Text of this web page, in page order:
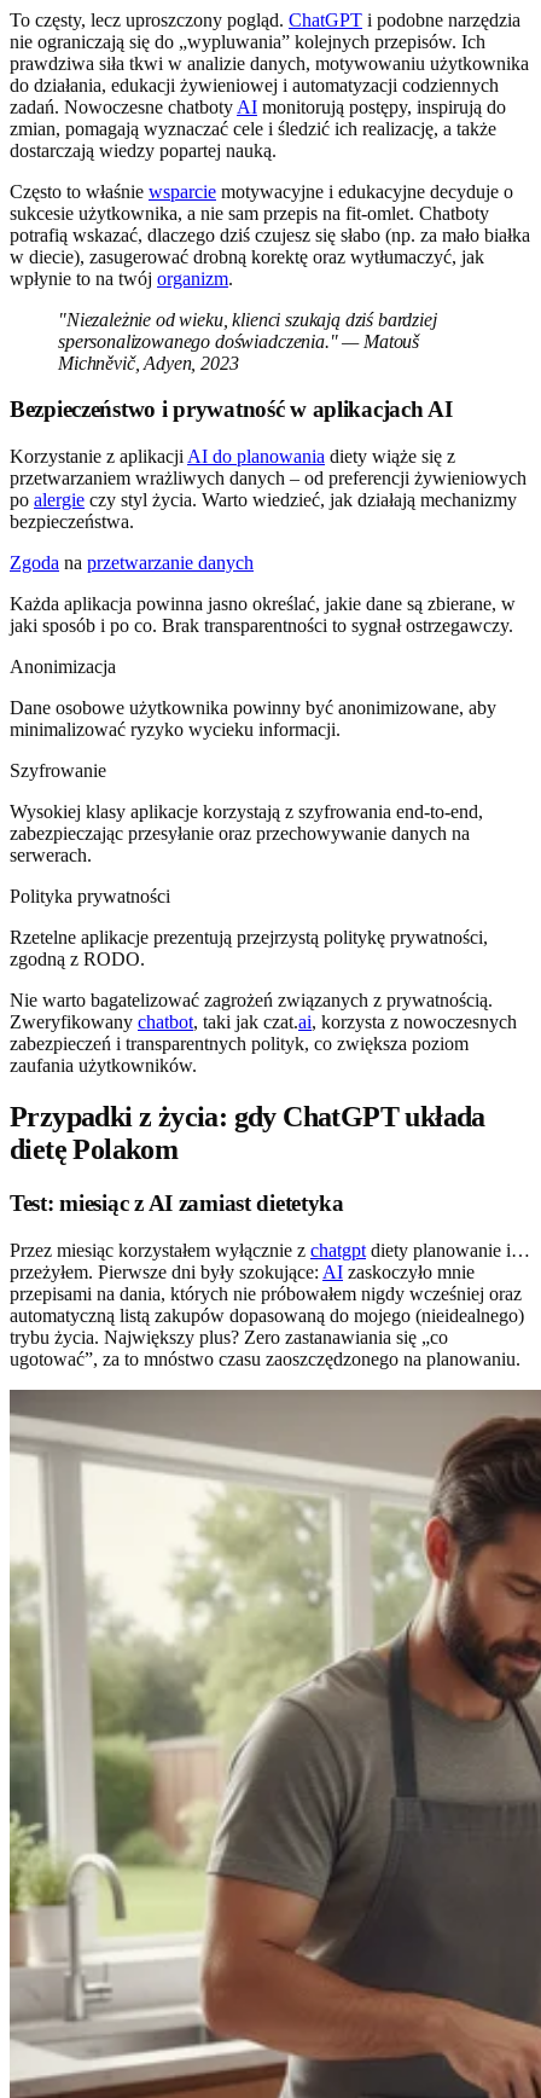
To częsty, lecz uproszczony pogląd. ChatGPT i podobne narzędzia
nie ograniczają się do „wypluwania” kolejnych przepisów. Ich
prawdziwa siła tkwi w analizie danych, motywowaniu użytkownika
do działania, edukacji żywieniowej i automatyzacji codziennych
zadań. Nowoczesne chatboty AI monitorują postępy, inspirują do
zmian, pomagają wyznaczać cele i śledzić ich realizację, a także
dostarczają wiedzy popartej nauką.
Często to właśnie wsparcie motywacyjne i edukacyjne decyduje o
sukcesie użytkownika, a nie sam przepis na fit-omlet. Chatboty
potrafią wskazać, dlaczego dziś czujesz się słabo (np. za mało białka
w diecie), zasugerować drobną korektę oraz wytłumaczyć, jak
wpłynie to na twój organizm.
"Niezależnie od wieku, klienci szukają dziś bardziej
spersonalizowanego doświadczenia." — Matouš
Michněvič, Adyen, 2023
Bezpieczeństwo i prywatność w aplikacjach AI
Korzystanie z aplikacji AI do planowania diety wiąże się z
przetwarzaniem wrażliwych danych – od preferencji żywieniowych
po alergie czy styl życia. Warto wiedzieć, jak działają mechanizmy
bezpieczeństwa.
Zgoda na przetwarzanie danych
Każda aplikacja powinna jasno określać, jakie dane są zbierane, w
jaki sposób i po co. Brak transparentności to sygnał ostrzegawczy.
Anonimizacja
Dane osobowe użytkownika powinny być anonimizowane, aby
minimalizować ryzyko wycieku informacji.
Szyfrowanie
Wysokiej klasy aplikacje korzystają z szyfrowania end-to-end,
zabezpieczając przesyłanie oraz przechowywanie danych na
serwerach.
Polityka prywatności
Rzetelne aplikacje prezentują przejrzystą politykę prywatności,
zgodną z RODO.
Nie warto bagatelizować zagrożeń związanych z prywatnością.
Zweryfikowany chatbot, taki jak czat.ai, korzysta z nowoczesnych
zabezpieczeń i transparentnych polityk, co zwiększa poziom
zaufania użytkowników.
Przypadki z życia: gdy ChatGPT układa
dietę Polakom
Test: miesiąc z AI zamiast dietetyka
Przez miesiąc korzystałem wyłącznie z chatgpt diety planowanie i…
przeżyłem. Pierwsze dni były szokujące: AI zaskoczyło mnie
przepisami na dania, których nie próbowałem nigdy wcześniej oraz
automatyczną listą zakupów dopasowaną do mojego (nieidealnego)
trybu życia. Największy plus? Zero zastanawiania się „co
ugotować”, za to mnóstwo czasu zaoszczędzonego na planowaniu.